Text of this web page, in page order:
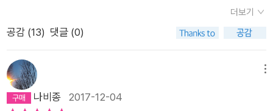
등학생 누가 대화중에 이런 투로 이야기하는지.공모전에 당선되
기 위해서는 우선 '구성이 탄탄해야'한다는 말을 많이 들었다. 일
단 기승전결이 확실해야한다고. 이 책은 그런 면에선 손색이 없
다. 시간에 대한 의미도 살리려 노력한 흔적이 보인다. 너무 자주,
너무 빤히 보여 문제이지만. 참신성이 한참 뒤떨어지는 것이 그것
으로 다 극복이 될 정도로 뛰어난 구성인지는 모르겠다.
리게 만들기 충분했다. 다시 말하자면 이 소설이 당시 청소년들
사이에서 유행하던 N소설체와 얼마나 다른가, 하는 생각을 품게
점만 빼면 큰 구별점이 없는 소설인 것이다. 그 말인 즉, 당시 자
음과모음 청소년문학상 심사위원들의 눈에는 이 작품에 '청소년
의 시선에서 문제를 바라보았고, 서사를 이끌어 나가는' 것처럼
더보기
공감 (13) 댓글 (0)
나비종 2017-12-04